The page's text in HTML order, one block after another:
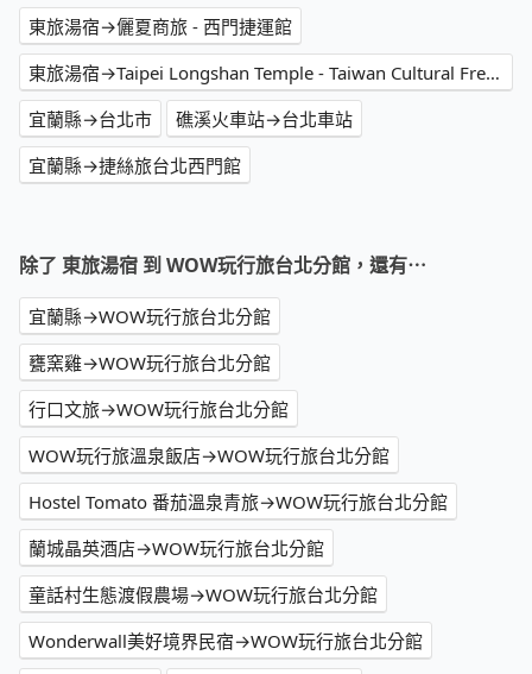
東旅湯宿→儷夏商旅 - 西門捷運館
東旅湯宿→Taipei Longshan Temple - Taiwan Cultural Free Walking Tour Meeting Point - TourMeAway
宜蘭縣→台北市
礁溪火車站→台北車站
宜蘭縣→捷絲旅台北西門館
除了 東旅湯宿 到 WOW玩行旅台北分館，還有⋯
宜蘭縣→WOW玩行旅台北分館
甕窯雞→WOW玩行旅台北分館
行口文旅→WOW玩行旅台北分館
WOW玩行旅溫泉飯店→WOW玩行旅台北分館
Hostel Tomato 番茄溫泉青旅→WOW玩行旅台北分館
蘭城晶英酒店→WOW玩行旅台北分館
童話村生態渡假農場→WOW玩行旅台北分館
Wonderwall美好境界民宿→WOW玩行旅台北分館